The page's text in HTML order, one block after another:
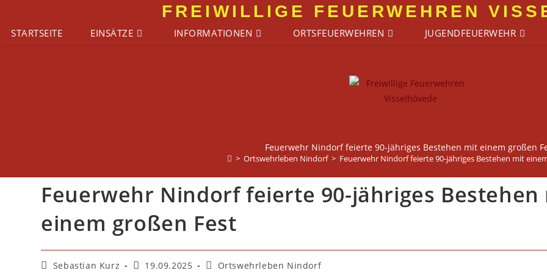
springen
FREIWILLIGE FEUERWEHREN
STARTSEITE EINSÄTZE INFORMATIONEN ORTSFEUERWEHREN JUGENDFEUERWEHR
Feuerwehr Nindorf feierte 90-jähriges Bestehen mit einem großen
> Ortswehrleben Nindorf > Feuerwehr Nindorf feierte 90-jähriges Bestehen mit
Feuerwehr Nindorf feierte 90-jähriges
einem großen Fest
Beitrags-
Sebastian Kurz
Beitrag
19.09.2025
Beitrags-
Ortswehrleben Nindorf